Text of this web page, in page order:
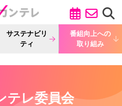
サステナビリ
ティ
番組向上への
取り組み
テレ委員会